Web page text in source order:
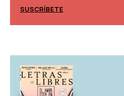
SUSCRÍBETE